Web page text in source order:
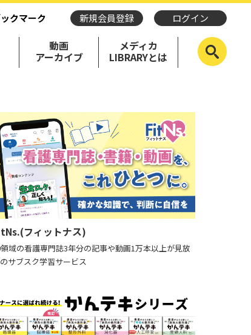
クマーク 新規会員登録 ログイン
動画
アーカイブ
メディカ
LIBRARYとは
フィットナス)
域の看護専門誌3年分の記事や動画1万本以上が見放
サブスク学習サービス